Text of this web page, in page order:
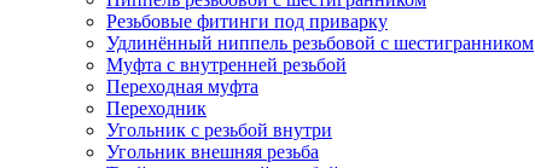
Резьбовые фитинги под приварку
Удлинённый ниппель резьбовой с шестигранником
Муфта с внутренней резьбой
Переходная муфта
Переходник
Угольник с резьбой внутри
Угольник внешняя резьба